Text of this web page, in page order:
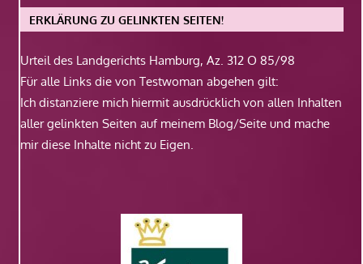
ERKLÄRUNG ZU GELINKTEN SEITEN!
Urteil des Landgerichts Hamburg, Az. 312 O 85/98
Für alle Links die von Testwoman abgehen gilt:
Ich distanziere mich hiermit ausdrücklich von allen Inhalten
aller gelinkten Seiten auf meinem Blog/Seite und mache
mir diese Inhalte nicht zu Eigen.